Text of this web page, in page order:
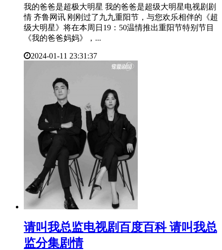
我的爸爸是超极大明星 我的爸爸是超级大明星电视剧剧
情 齐鲁网讯 刚刚过了九九重阳节，与您欢乐相伴的《超
级大明星》将在本周日19：50温情推出重阳节特别节目
《我的爸爸妈妈》，...
2024-01-11 23:31:37
​请叫我总监电视剧百度百科 请叫我总
监分集剧情